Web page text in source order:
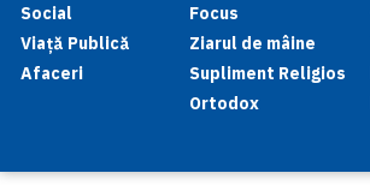
Social
Viață Publică
Afaceri
Focus
Ziarul de mâine
Supliment Religios
Ortodox